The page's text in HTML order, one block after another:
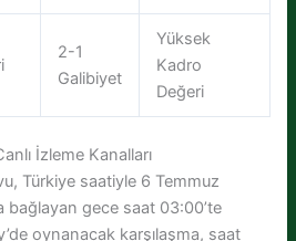
2-1
Galibiyet
Yüksek
Kadro
Değeri
İzleme Kanalları
Türkiye saatiyle 6 Temmuz
bağlayan gece saat 03:00’te
oynanacak karşılaşma, saat